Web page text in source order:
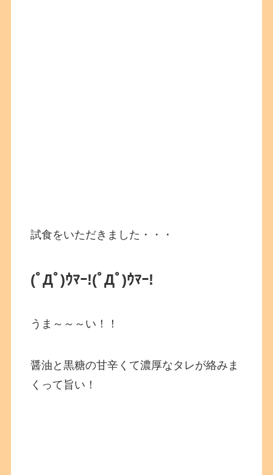
試食をいただきました・・・
(ﾟДﾟ)ｳﾏｰ!(ﾟДﾟ)ｳﾏｰ!
うま～～～い！！
醤油と黒糖の甘辛くて濃厚なタレが絡みま
くって旨い！